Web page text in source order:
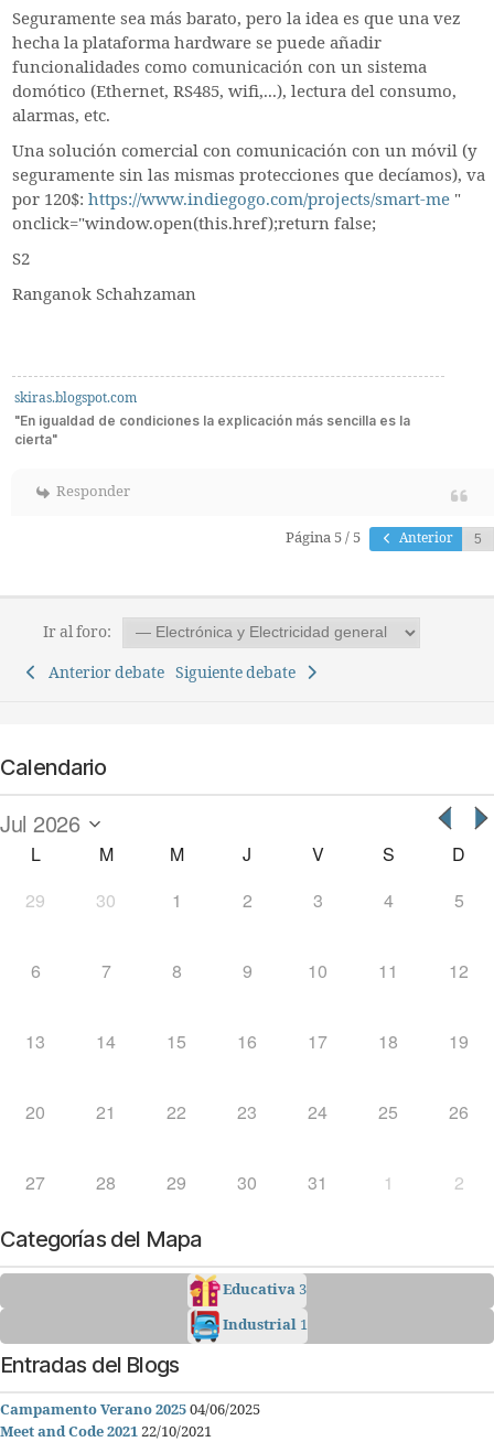
Seguramente sea más barato, pero la idea es que una vez
hecha la plataforma hardware se puede añadir
funcionalidades como comunicación con un sistema
domótico (Ethernet, RS485, wifi,...), lectura del consumo,
alarmas, etc.
Una solución comercial con comunicación con un móvil (y
seguramente sin las mismas protecciones que decíamos), va
por 120$: https://www.indiegogo.com/projects/smart-me "
onclick="window.open(this.href);return false;
S2
Ranganok Schahzaman
skiras.blogspot.com
"En igualdad de condiciones la explicación más sencilla es la
cierta"
Responder
Página 5 / 5 Anterior
Ir al foro:
Anterior debate Siguiente debate
Calendario
L M M J V S
D
29
30 1 2 3 4 5
6 7 8 9 10 11 12
13 14 15 16 17 18 19
20 21 22 23 24 25 26
27 28 29 30 31 1 2
Categorías del Mapa
Educativa3
Industrial 1
Entradas del Blogs
Campamento Verano 202504/06/2025
Meet and Code 202122/10/2021